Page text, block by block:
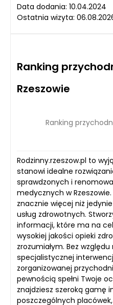
Data dodania: 10.04.2024
Ostatnia wizyta:
Ranking
Rzeszowie
Ranking
Rodzinny.rzeszow.pl to
stanowi idealne
sprawdzonych i
medycznych w
znacznie więcej niż
usług zdrowotnych.
informacji, które ma na
wysokiej jakości opieki
zrozumiałym. Bez
specjalistycznej
zorganizowanej
pewnością spełni Twoje
znajdziesz szeroką gamę
poszczególnych